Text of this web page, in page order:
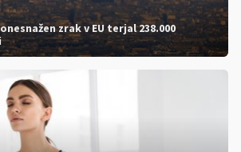
zrak v EU terjal 238.000